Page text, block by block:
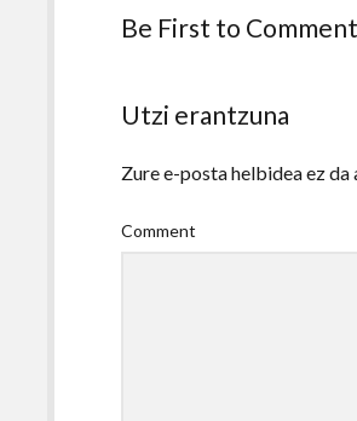
Be First to Comment
Utzi erantzuna
Zure e-posta helbidea ez
Comment